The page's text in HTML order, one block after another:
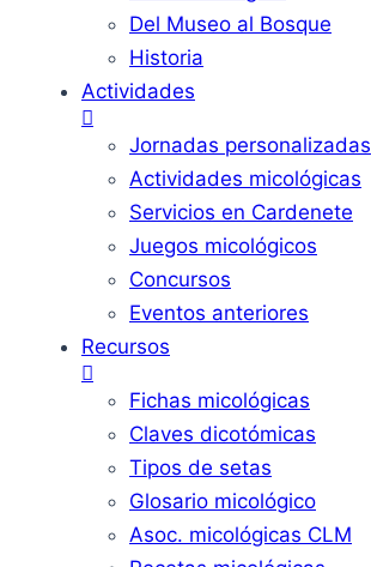
Del Museo al Bosque
Historia
Actividades
Jornadas personalizadas
Actividades micológicas
Servicios en Cardenete
Juegos micológicos
Concursos
Eventos anteriores
Recursos
Fichas micológicas
Claves dicotómicas
Tipos de setas
Glosario micológico
Asoc. micológicas CLM